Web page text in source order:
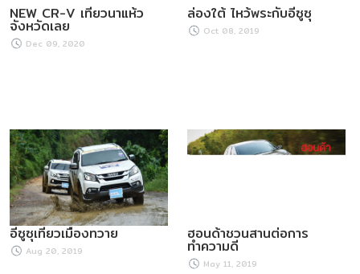
NEW CR-V เที่ยวนาแห้ว
จังหวัดเลย
Dec 09, 2020
ล่องใต้ ไหว้พระกับอีซูซุ
Oct 08, 2019
อีซูซุเที่ยวเมืองทวาย
Aug 20, 2019
ฮอนด้าชวนสานต่อการ
ทำความดี
May 11, 2019